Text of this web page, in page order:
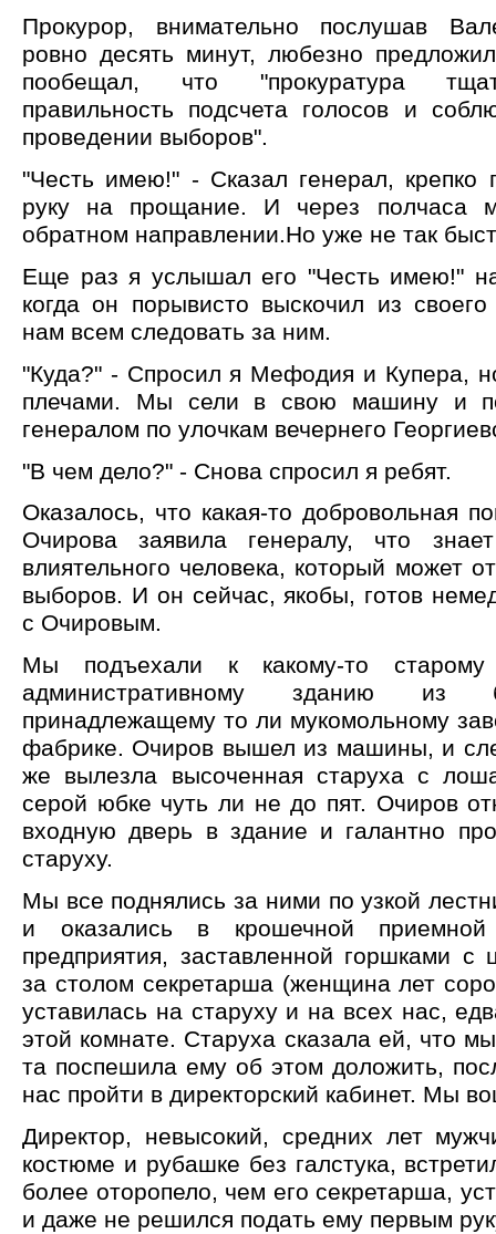
Прокурор, внимательно послушав
ровно десять минут, любезно
пообещал, что "прокуратура
правильность подсчета голосов и
проведении выборов".
"Честь имею!" - Сказал генерал, крепко
руку на прощание. И через полчаса
обратном направлении.Но уже не так
Еще раз я услышал его "Честь имею!"
когда он порывисто выскочил из
нам всем следовать за ним.
"Куда?" - Спросил я Мефодия и Купера,
плечами. Мы сели в свою машину и
генералом по улочкам вечернего
"В чем дело?" - Снова спросил я ребят.
Оказалось, что какая-то добровольная
Очирова заявила генералу, что
влиятельного человека, который может
выборов. И он сейчас, якобы, готов
с Очировым.
Мы подъехали к какому-то старому
административному зданию из
принадлежащему то ли мукомольному
фабрике. Очиров вышел из машины, и
же вылезла высоченная старуха с
серой юбке чуть ли не до пят. Очиров
входную дверь в здание и галантно
старуху.
Мы все поднялись за ними по узкой
и оказались в крошечной приемной
предприятия, заставленной горшками с
за столом секретарша (женщина лет
уставилась на старуху и на всех нас,
этой комнате. Старуха сказала ей, что
та поспешила ему об этом доложить,
нас пройти в директорский кабинет. Мы
Директор, невысокий, средних лет
костюме и рубашке без галстука,
более оторопело, чем его секретарша,
и даже не решился подать ему первым